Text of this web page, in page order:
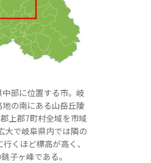
中部に位置する市。岐
の南にある山岳丘陵
上郡7町村全域を市域
大で岐阜県内では隣の
くほど標高が高く、
子ヶ峰である。